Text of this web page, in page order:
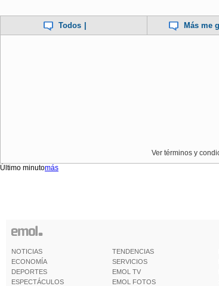
Todos | Más me
Ver términos y
Último minutomás
NOTICIAS
ECONOMÍA
DEPORTES
ESPECTÁCULOS
TENDENCIAS
SERVICIOS
EMOL TV
EMOL FOTOS